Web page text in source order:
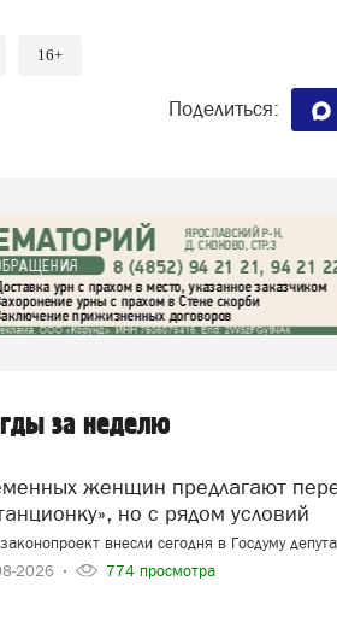
16+
Поделиться:
за неделю
но с рядом условий
внесли сегодня в Госдуму
2026
774 просмотра